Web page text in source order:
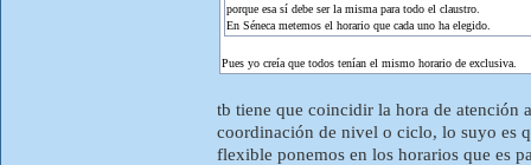
porque esa sí debe ser la misma para todo el claustro.
En Séneca metemos el horario que cada uno ha elegido.
Pues yo creía que todos tenían el mismo horario de exclusiva.
tb tiene que coincidir la hora de atención
coordinación de nivel o ciclo, lo suyo es
flexible ponemos en los horarios que es